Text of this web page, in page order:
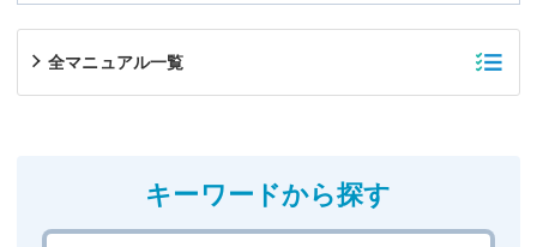
全マニュアル一覧
キーワードから探す